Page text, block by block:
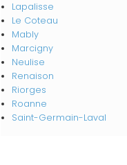
Lapalisse
Le Coteau
Mably
Marcigny
Neulise
Renaison
Riorges
Roanne
Saint-Germain-Laval